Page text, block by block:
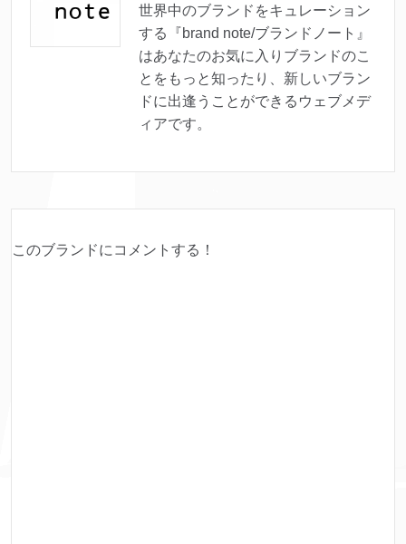
世界中のブランドをキュレーション
する『brand note/ブランドノート』
はあなたのお気に入りブランドのこ
とをもっと知ったり、新しいブラン
ドに出逢うことができるウェブメデ
ィアです。
このブランドにコメントする！